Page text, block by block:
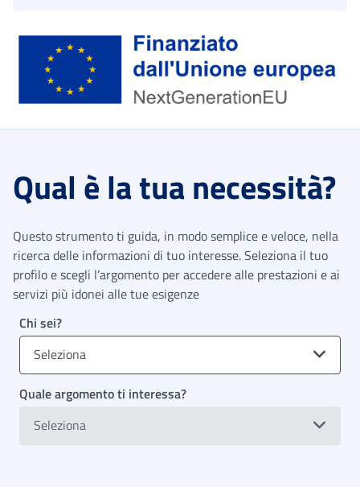
Qual è la tua necessità?
Questo strumento ti guida, in modo semplice e veloce, nella
ricerca delle informazioni di tuo interesse. Seleziona il tuo
profilo e scegli l’argomento per accedere alle prestazioni e ai
servizi più idonei alle tue esigenze
Chi sei?
Seleziona
Quale argomento ti interessa?
Seleziona